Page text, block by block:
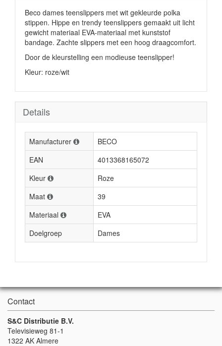
Beco dames teenslippers met wit gekleurde polka
stippen. Hippe en trendy teenslippers gemaakt uit licht
gewicht materiaal EVA-materiaal met kunststof
bandage. Zachte slippers met een hoog draagcomfort.
Door de kleurstelling een modieuse teenslipper!
Kleur: roze/wit
Details
Manufacturer
BECO
EAN
4013368165072
Kleur
Roze
Maat
39
Materiaal
EVA
Doelgroep
Dames
Contact
S&C Distributie B.V.
Televisieweg 81-1
1322 AK Almere